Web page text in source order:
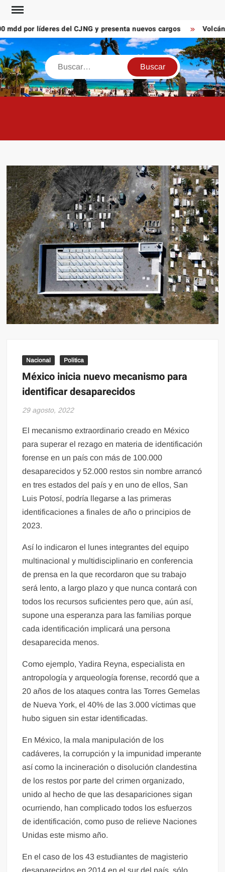
Saltar
contenido
por líderes del CJNG y presenta nuevos cargos Volcán
Buscar
Nacional Politica
México inicia nuevo mecanismo para
identificar desaparecidos
29 agosto, 2022
El mecanismo extraordinario creado en México
para superar el rezago en materia de identificación
forense en un país con más de 100.000
desaparecidos y 52.000 restos sin nombre arrancó
en tres estados del país y en uno de ellos, San
Luis Potosí, podría llegarse a las primeras
identificaciones a finales de año o principios de
2023.
Así lo indicaron el lunes integrantes del equipo
multinacional y multidisciplinario en conferencia
de prensa en la que recordaron que su trabajo
será lento, a largo plazo y que nunca contará con
todos los recursos suficientes pero que, aún así,
supone una esperanza para las familias porque
cada identificación implicará una persona
desaparecida menos.
Como ejemplo, Yadira Reyna, especialista en
antropología y arqueología forense, recordó que a
20 años de los ataques contra las Torres Gemelas
de Nueva York, el 40% de las 3.000 víctimas que
hubo siguen sin estar identificadas.
En México, la mala manipulación de los
cadáveres, la corrupción y la impunidad imperante
así como la incineración o disolución clandestina
de los restos por parte del crimen organizado,
unido al hecho de que las desapariciones sigan
ocurriendo, han complicado todos los esfuerzos
de identificación, como puso de relieve Naciones
Unidas este mismo año.
En el caso de los 43 estudiantes de magisterio